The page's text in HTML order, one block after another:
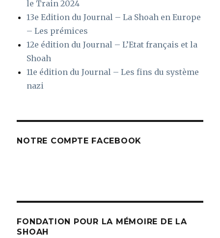
le Train 2024
13e Edition du Journal – La Shoah en Europe
– Les prémices
12e édition du Journal – L’Etat français et la
Shoah
11e édition du Journal – Les fins du système
nazi
NOTRE COMPTE FACEBOOK
FONDATION POUR LA MÉMOIRE DE LA
SHOAH